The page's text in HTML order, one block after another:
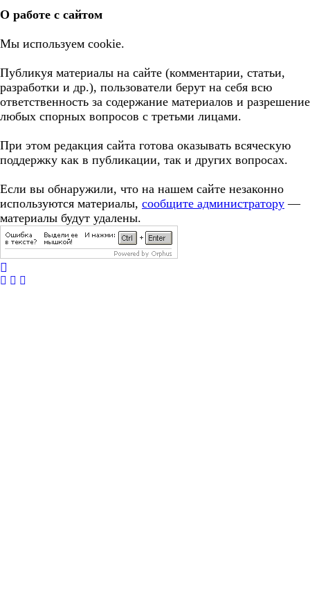
О работе с сайтом
Мы используем cookie.
Публикуя материалы на сайте (комментарии, статьи,
разработки и др.), пользователи берут на себя всю
ответственность за содержание материалов и разрешение
любых спорных вопросов с третьми лицами.
При этом редакция сайта готова оказывать всяческую
поддержку как в публикации, так и других вопросах.
Если вы обнаружили, что на нашем сайте незаконно
используются материалы, сообщите администратору —
материалы будут удалены.